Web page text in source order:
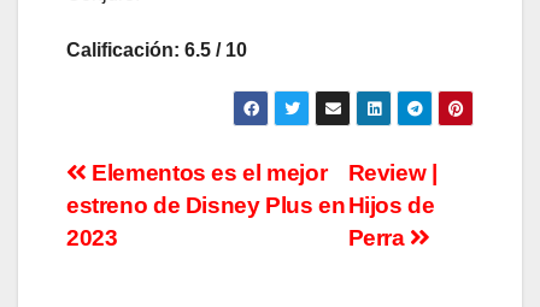
Calificación: 6.5 / 10
Navegación
de
Review |
Hijos de
Perra
Elementos es el mejor
estreno de Disney Plus en
2023